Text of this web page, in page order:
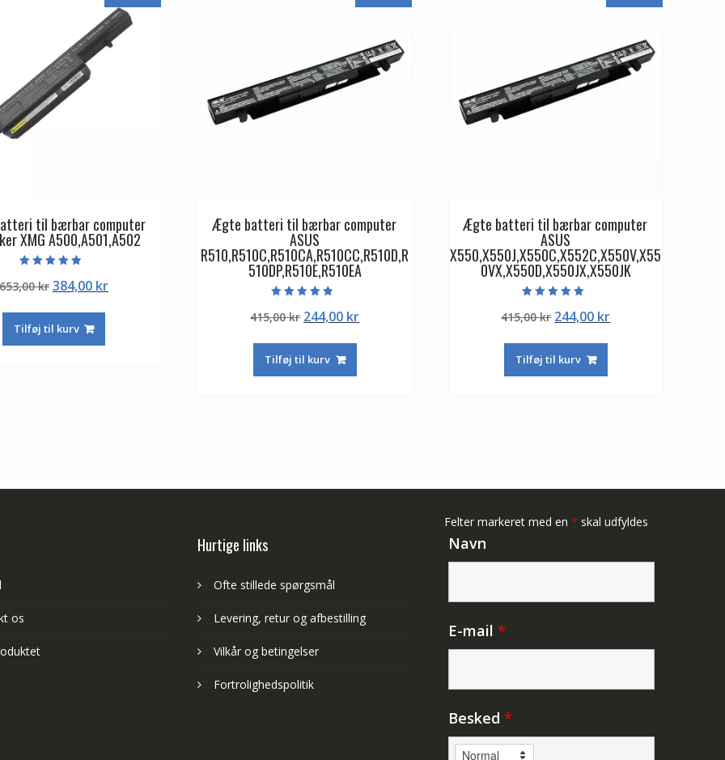
til bærbar computer
XMG A500,A501,A502
4.50
ud af 5
653,00kr Den
pris
var:
384,00 krDen
Tilføj til kurv
Ægte batteri til bærbar computer
ASUS
R510,R510C,R510CA,R510CC,R510D,R
510DP,R510E,R510EA
4.50
ud af 5
415,00kr Den
pris
var:
244,00 krDen
Tilføj til kurv
Ægte batteri til bærbar computer
ASUS
X550,X550J,X550C,X552C,X550V,X55
0VX,X550D,X550JX,X550JK
5.00
ud af 5
415,00kr Den
pris
var:
244,00 krDen
Tilføj til kurv
os
Hurtige links
Ofte stillede spørgsmål
Levering, retur og afbestilling
Vilkår og betingelser
Fortrolighedspolitik
Felter markeret med en * skal udfyldes
Navn
E-mail *
Besked *